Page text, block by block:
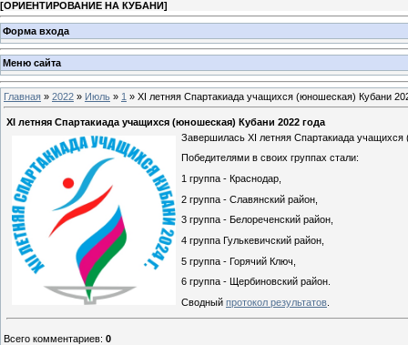
[ОРИЕНТИРОВАНИЕ НА КУБАНИ]
Форма входа
Меню сайта
Главная » 2022 » Июль » 1 » XI летняя Спартакиада учащихся (юношеская) Кубани
XI летняя Спартакиада учащихся (юношеская) Кубани 2022 года
Завершилась XI летняя Спартакиада
Победителями в своих группах стали:
1 группа - Краснодар,
2 группа - Славянский район,
3 группа - Белореченский район,
4 группа Гулькевичский район,
5 группа - Горячий Ключ,
6 группа - Щербиновский район.
Сводный протокол результатов
Всего комментариев: 0